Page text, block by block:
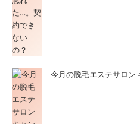
今月の脱毛エステサロン